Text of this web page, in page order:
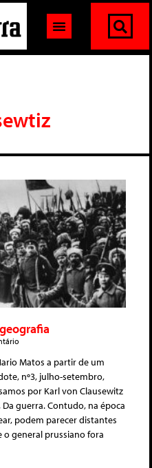
Matos a partir de um
nº3, julho-setembro,
por Karl von Clausewitz
guerra. Contudo, na época
podem parecer distantes
o general prussiano fora